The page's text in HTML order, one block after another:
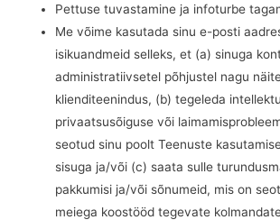
Pettuse tuvastamine ja infoturbe
Me võime kasutada sinu e-posti
isikuandmeid selleks, et (a) sinuga
administratiivsetel põhjustel nagu
klienditeenindus, (b) tegeleda
privaatsusõiguse või
seotud sinu poolt Teenuste
sisuga ja/või (c) saata sulle
pakkumisi ja/või sõnumeid, mis on
meiega koostööd tegevate